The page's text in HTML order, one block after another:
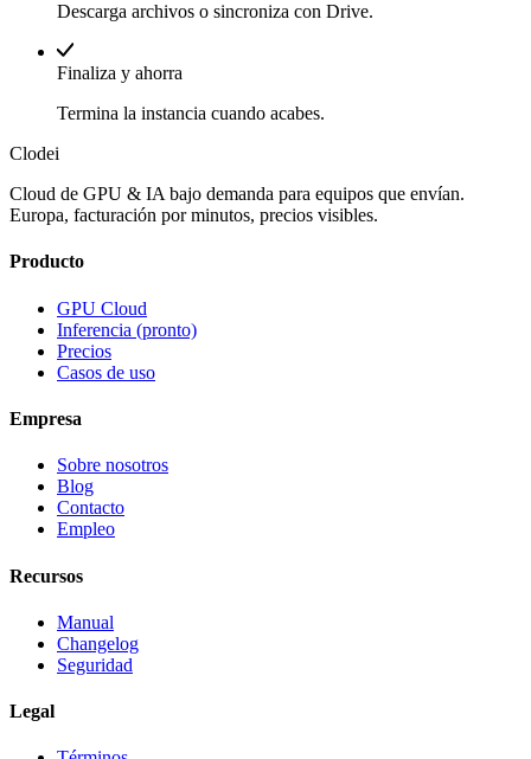
Descarga archivos o sincroniza con Drive.
Finaliza y ahorra
Termina la instancia cuando acabes.
Clodei
Cloud de GPU & IA bajo demanda para equipos que envían.
Europa, facturación por minutos, precios visibles.
Producto
GPU Cloud
Inferencia (pronto)
Precios
Casos de uso
Empresa
Sobre nosotros
Blog
Contacto
Empleo
Recursos
Manual
Changelog
Seguridad
Legal